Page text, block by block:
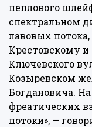
пеплового
спектральном
лавовых
Крестовскому
Ключевского
Козыревском
Богдановича.
фреатических
потоки», —